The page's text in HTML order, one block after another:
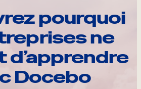
pourquoi
ne
d’apprendre
Docebo